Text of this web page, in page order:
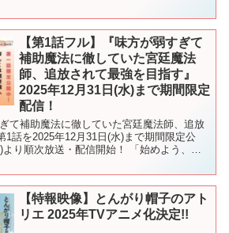
【第1話フル】『味方が弱すぎて
補助魔法に徹していた宮廷魔法
師、追放されて最強を目指す』
2025年12月31日(水)まで期間限定
配信！
て補助魔法に徹していた宮廷魔法師、追放
1話を2025年12月31日(水)まで期間限定公
り順次放送・配信開始！ 「始めよう、新
【特報映像】とんがり帽子のアト
リエ 2025年TVアニメ化決定!!